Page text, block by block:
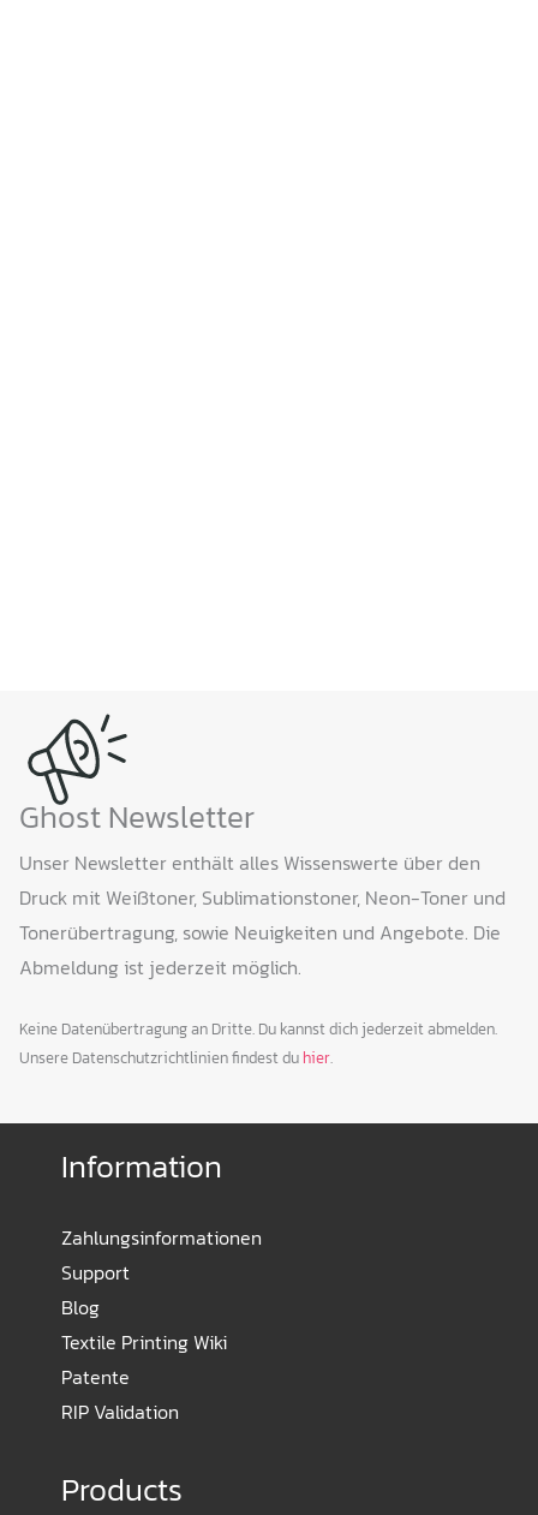
Ghost Newsletter
Unser Newsletter enthält alles Wissenswerte über den
Druck mit Weißtoner, Sublimationstoner, Neon-Toner und
Tonerübertragung, sowie Neuigkeiten und Angebote. Die
Abmeldung ist jederzeit möglich.
Keine Datenübertragung an Dritte. Du kannst dich jederzeit abmelden.
Unsere Datenschutzrichtlinien findest du hier.
Information
Zahlungsinformationen
Support
Blog
Textile Printing Wiki
Patente
RIP Validation
Products